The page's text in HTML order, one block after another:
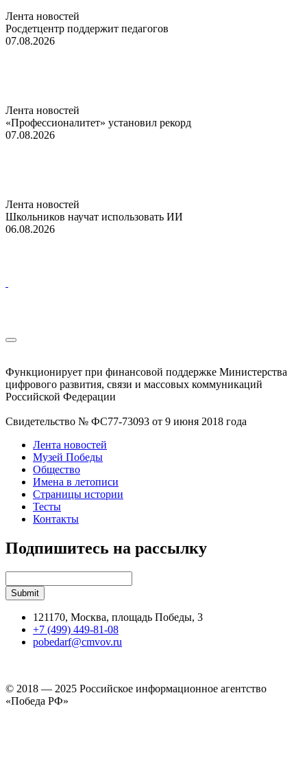
Лента новостей
Росдетцентр поддержит педагогов
07.08.2026
Лента новостей
«Профессионалитет» установил рекорд
07.08.2026
Лента новостей
Школьников научат использовать ИИ
06.08.2026
Функционирует при финансовой поддержке Министерства
цифрового развития, связи и массовых коммуникаций
Российской Федерации
Свидетельство № ФС77-73093 от 9 июня 2018 года
Лента новостей
Музей Победы
Общество
Имена в летописи
Страницы истории
Тесты
Контакты
Подпишитесь на рассылку
121170, Москва, площадь Победы, 3
+7 (499) 449-81-08
pobedarf@cmvov.ru
© 2018 — 2025 Российское информационное агентство
«Победа РФ»